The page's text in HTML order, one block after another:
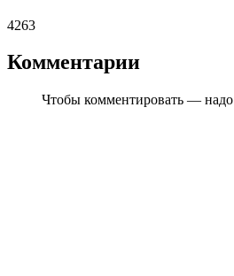
4263
Комментарии
Чтобы комментировать — надо